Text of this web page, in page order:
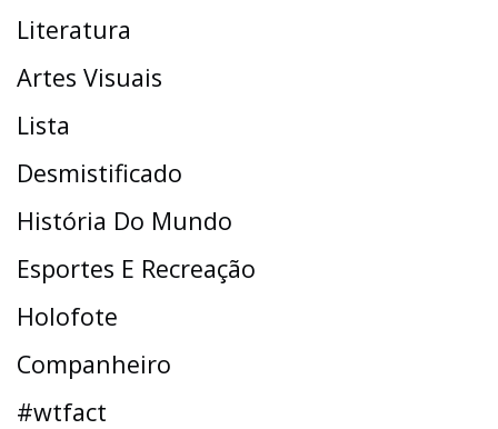
Literatura
Artes Visuais
Lista
Desmistificado
História Do Mundo
Esportes E Recreação
Holofote
Companheiro
#wtfact